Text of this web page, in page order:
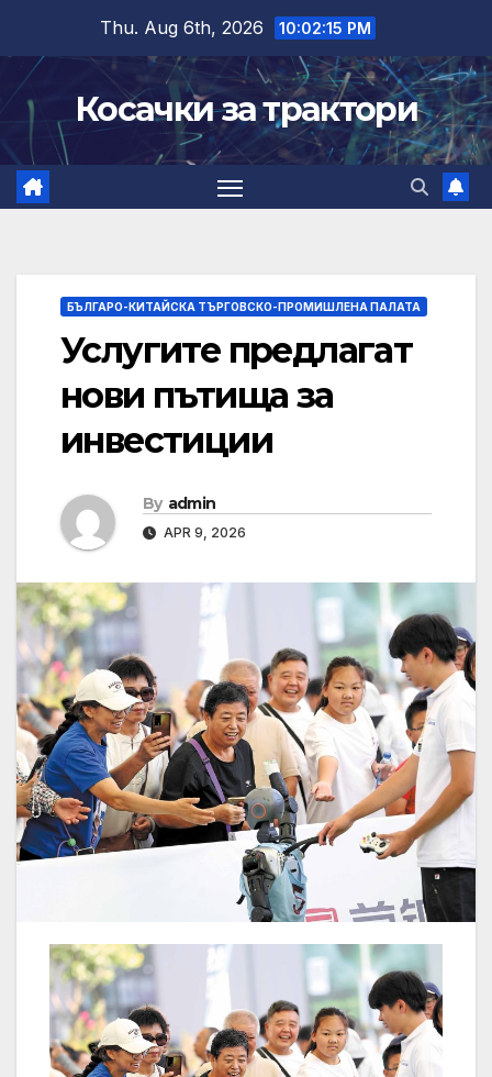
content
Thu. Aug 6th, 2026 10:02:16 PM
Косачки за трактори
БЪЛГАРО-КИТАЙСКА ТЪРГОВСКО-ПРОМИШЛЕНА ПАЛАТА
Услугите предлагат
нови пътища за
инвестиции
By admin
APR 9, 2026